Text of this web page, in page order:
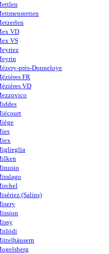
VD
VS
près-Donneloye
FR
VD
(Salins)